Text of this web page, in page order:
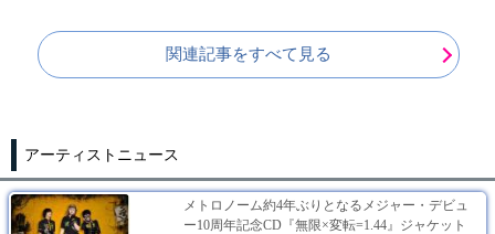
関連記事をすべて見る
アーティストニュース
メトロノーム約4年ぶりとなるメジャー・デビュ
ー10周年記念CD『無限×変転=1.44』ジャケット